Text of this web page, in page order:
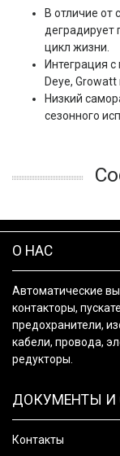
В отличие от
деградирует
цикл жизни.
Интеграция
Deye,
Низкий
сезонного
О НАС
Автоматические
контакторы,
предохранители,
кабели, провода,
редукторы.
ДОКУМЕНТЫ И
Контакты